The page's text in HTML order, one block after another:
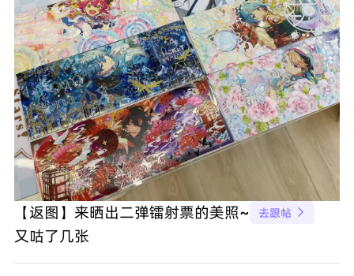
【返图】来晒出二弹镭射票的美照~ 去跟帖 
又咕了几张